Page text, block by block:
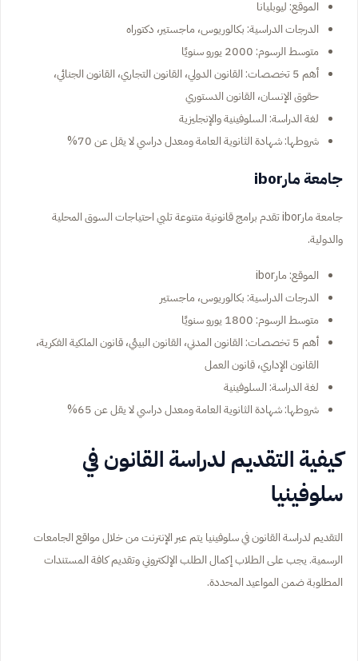
الموقع: ليوبليانا
الدرجات الدراسية: بكالوريوس، ماجستير، دكتوراه
متوسط الرسوم: 2000 يورو سنويًا
أهم 5 تخصصات: القانون الدولي، القانون التجاري، القانون الجنائي،
حقوق الإنسان، القانون الدستوري
لغة الدراسة: السلوفينية والإنجليزية
شروطها: شهادة الثانوية العامة ومعدل دراسي لا يقل عن 70%
جامعة مارibor
جامعة مارibor تقدم برامج قانونية متنوعة تلبي احتياجات السوق المحلية
والدولية.
الموقع: مارibor
الدرجات الدراسية: بكالوريوس، ماجستير
متوسط الرسوم: 1800 يورو سنويًا
أهم 5 تخصصات: القانون المدني، القانون البيئي، قانون الملكية الفكرية،
القانون الإداري، قانون العمل
لغة الدراسة: السلوفينية
شروطها: شهادة الثانوية العامة ومعدل دراسي لا يقل عن 65%
كيفية التقديم لدراسة القانون في
سلوفينيا
التقديم لدراسة القانون في سلوفينيا يتم عبر الإنترنت من خلال مواقع الجامعات
الرسمية. يجب على الطلاب إكمال الطلب الإلكتروني وتقديم كافة المستندات
المطلوبة ضمن المواعيد المحددة.